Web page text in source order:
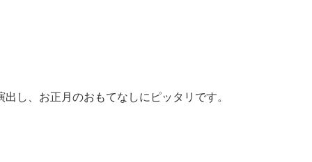
し、お正月のおもてなしにピッタリです。